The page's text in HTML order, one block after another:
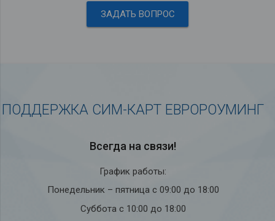
ЗАДАТЬ ВОПРОС
ПОДДЕРЖКА СИМ-КАРТ ЕВРОРОУМИНГ
Всегда на связи!
График работы:
Понедельник – пятница с 09:00 до 18:00
Суббота с 10:00 до 18:00